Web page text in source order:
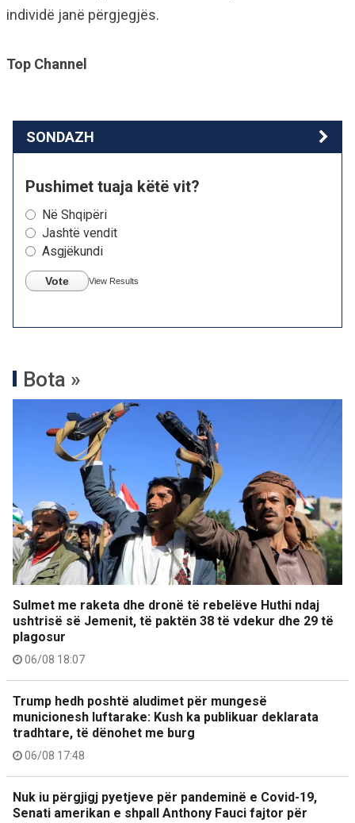
individë janë përgjegjës.
Top Channel
SONDAZH
Pushimet tuaja këtë vit?
Në Shqipëri
Jashtë vendit
Asgjëkundi
Vote View Results
Bota »
Sulmet me raketa dhe dronë të rebelëve Huthi ndaj
ushtrisë së Jemenit, të paktën 38 të vdekur dhe 29 të
plagosur
06/08 18:07
Trump hedh poshtë aludimet për mungesë
municionesh luftarake: Kush ka publikuar deklarata
tradhtare, të dënohet me burg
06/08 17:48
Nuk iu përgjigj pyetjeve për pandeminë e Covid-19,
Senati amerikan e shpall Anthony Fauci fajtor për